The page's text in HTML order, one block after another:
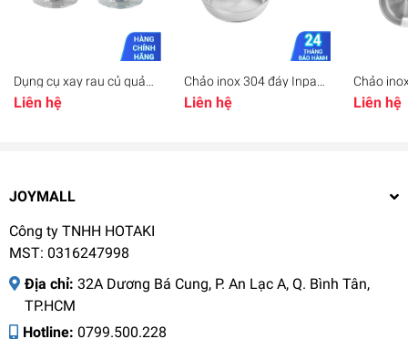
Dụng cụ xay rau củ quả
gia vị Elmich EL8416,
Hàng chính hãng, cối
Liên hệ
Chảo inox 304 đáy Inpac
Elmich EL-2830 EL-2831
EL-2832 EL-2833, Hàng
Liên hệ
Chảo
Elmich
Hàng
Liên hệ
JOYMALL
Công ty TNHH HOTAKI
MST: 0316247998
Địa chỉ: 32A Dương Bá Cung, P. An Lạc A, Q. Bình Tân,
TP.HCM
Hotline: 0799.500.228